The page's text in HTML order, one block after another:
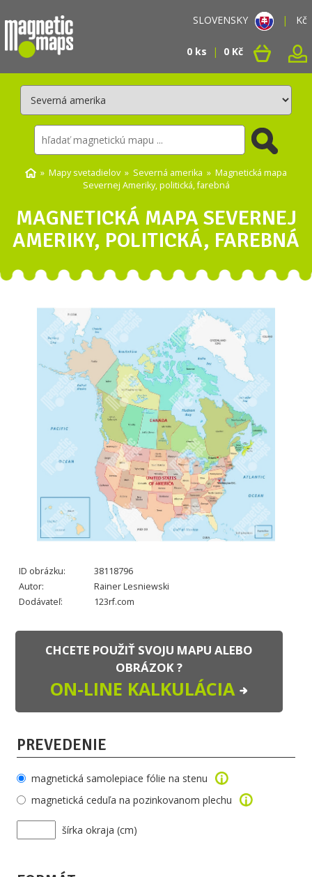
SLOVENSKY | Kč
0 ks | 0 Kč
» Mapy svetadielov» Severná amerika » Magnetická mapa
Severnej Ameriky, politická, farebná
MAGNETICKÁ MAPA SEVERNEJ
AMERIKY, POLITICKÁ, FAREBNÁ
ID obrázku:
38118796
Autor:
Rainer Lesniewski
Dodávateľ:
123rf.com
CHCETE POUŽIŤ SVOJU MAPU ALEBO
OBRÁZOK ?
ON-LINE KALKULÁCIA
PREVEDENIE
magnetická samolepiace fólie na stenu
magnetická ceduľa na pozinkovanom plechu
šírka okraja (cm)